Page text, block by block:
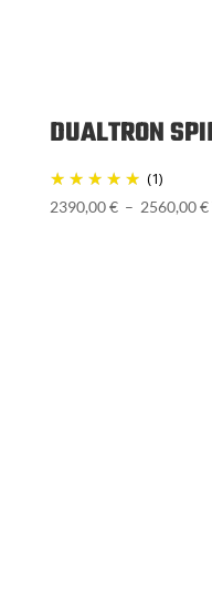
DUALTRON
(1)
2390,00€ – 2560,00€